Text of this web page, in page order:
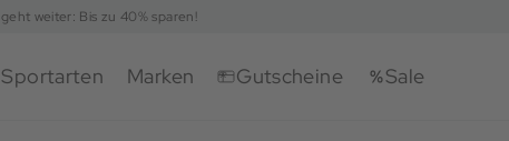
geht weiter: Bis zu 40% sparen!
Sportarten Marken Gutscheine Sale